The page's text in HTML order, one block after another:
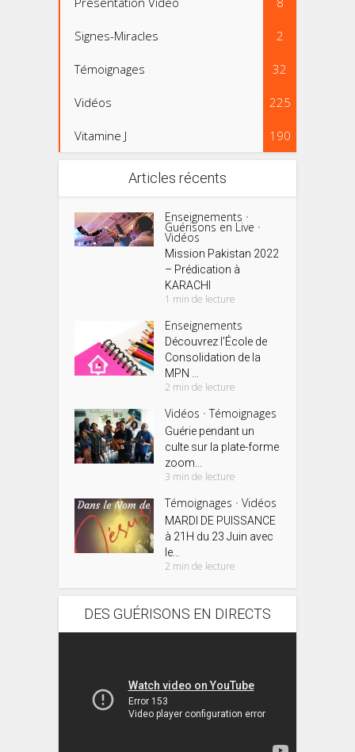
Signes-Miracles 2
Témoignages 32
Vidéos 225
Vitamine J 190
Articles récents
Enseignements •
Guérisons en Live •
Vidéos
Mission Pakistan 2022
– Prédication à
KARACHI
1 min de lecture
Enseignements
Découvrez l’École de
Consolidation de la
MPN ...
2 min de lecture
Vidéos • Témoignages
Guérie pendant un
culte sur la plate-forme
zoom...
3 min de lecture
Témoignages • Vidéos
MARDI DE PUISSANCE
à 21H du 23 Juin avec
le...
2 min de lecture
DES GUÉRISONS EN DIRECTS